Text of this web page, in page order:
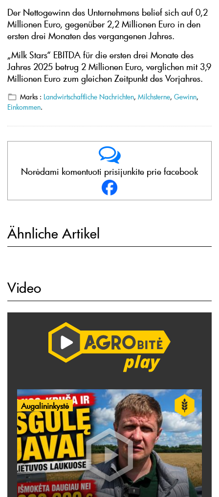
Der Nettogewinn des Unternehmens belief sich auf 0,2
Millionen Euro, gegenüber 2,2 Millionen Euro in den
ersten drei Monaten des vergangenen Jahres.
„Milk Stars“ EBITDA für die ersten drei Monate des
Jahres 2025 betrug 2 Millionen Euro, verglichen mit 3,9
Millionen Euro zum gleichen Zeitpunkt des Vorjahres.
Marks : Landwirtschaftliche Nachrichten, Milchsterne, Gewinn,
Einkommen.
Norėdami komentuoti prisijunkite prie facebook
Ähnliche Artikel
Video
Augalininkystė